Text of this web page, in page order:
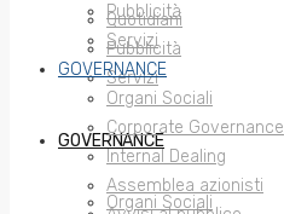
Quotidiani
Pubblicità
Servizi
GOVERNANCE
Organi Sociali
Pubblicità
Servizi
GOVERNANCE
Organi Sociali
Corporate Governance
Internal Dealing
Assemblea azionisti